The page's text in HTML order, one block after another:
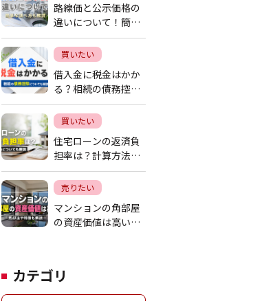
路線価と公示価格の
違いについて！簡単
な調べ方も解説
買いたい
借入金に税金はかか
る？相続の債務控除
についても解説
買いたい
住宅ローンの返済負
担率は？計算方法に
ついても解説
売りたい
マンションの角部屋
の資産価値は高い？
カテゴリ